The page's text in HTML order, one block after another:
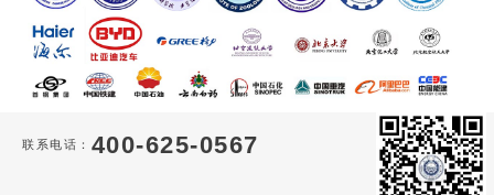
联系电话： 400-625-0567